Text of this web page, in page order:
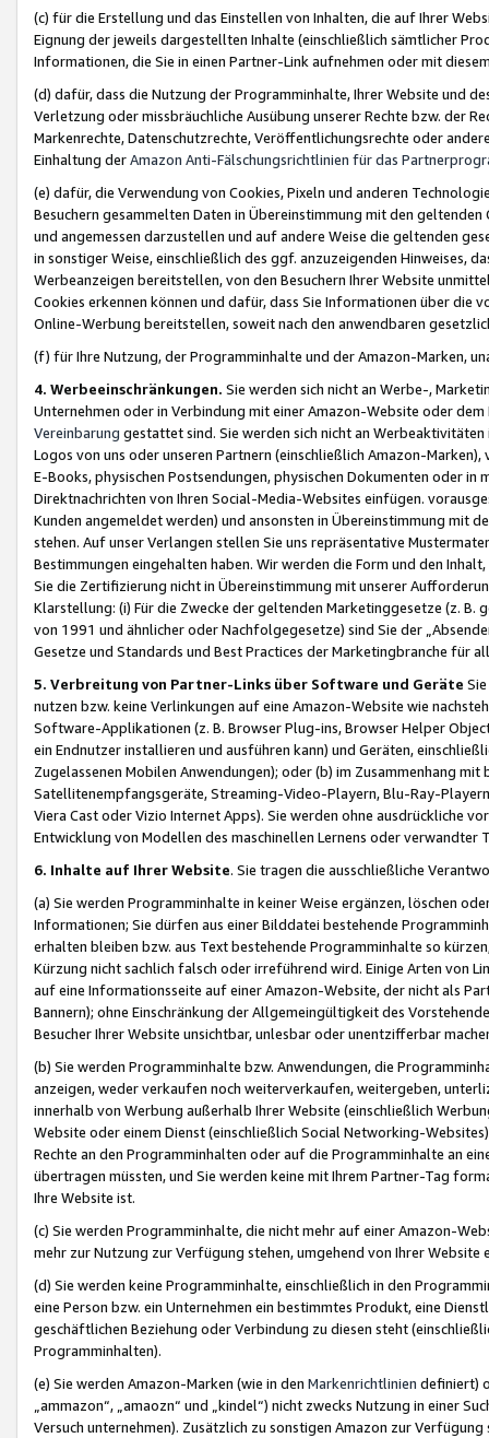
(c) für die Erstellung und das Einstellen von Inhalten, die auf Ihrer
Eignung der jeweils dargestellten Inhalte (einschließlich sämtlicher
Informationen, die Sie in einen Partner-Link aufnehmen oder mit
(d) dafür, dass die Nutzung der Programminhalte, Ihrer Website und
Verletzung oder missbräuchliche Ausübung unserer Rechte bzw. der
Markenrechte, Datenschutzrechte, Veröffentlichungsrechte oder
Einhaltung derAmazon Anti-Fälschungsrichtlinien für das
(e) dafür, die Verwendung von Cookies, Pixeln und anderen
Besuchern gesammelten Daten in Übereinstimmung mit den
und angemessen darzustellen und auf andere Weise die geltenden
in sonstiger Weise, einschließlich des ggf. anzuzeigenden Hinweises,
Werbeanzeigen bereitstellen, von den Besuchern Ihrer Website
Cookies erkennen können und dafür, dass Sie Informationen über die
Online-Werbung bereitstellen, soweit nach den anwendbaren
(f) für Ihre Nutzung, der Programminhalte und der Amazon-Marken,
4. Werbeeinschränkungen. Sie werden sich nicht an Werbe-,
Unternehmen oder in Verbindung mit einer Amazon-Website oder
Vereinbarung gestattet sind. Sie werden sich nicht an
Logos von uns oder unseren Partnern (einschließlich Amazon-
E-Books, physischen Postsendungen, physischen Dokumenten oder in
Direktnachrichten von Ihren Social-Media-Websites einfügen.
Kunden angemeldet werden) und ansonsten in Übereinstimmung mit
stehen. Auf unser Verlangen stellen Sie uns repräsentative
Bestimmungen eingehalten haben. Wir werden die Form und den
Sie die Zertifizierung nicht in Übereinstimmung mit unserer
Klarstellung: (i) Für die Zwecke der geltenden Marketinggesetze (z. B.
von 1991 und ähnlicher oder Nachfolgegesetze) sind Sie der
Gesetze und Standards und Best Practices der Marketingbranche für
5. Verbreitung von Partner-Links über Software und Geräte
nutzen bzw. keine Verlinkungen auf eine Amazon-Website wie
Software-Applikationen (z. B. Browser Plug-ins, Browser Helper
ein Endnutzer installieren und ausführen kann) und Geräten,
Zugelassenen Mobilen Anwendungen); oder (b) im Zusammenhang
Satellitenempfangsgeräte, Streaming-Video-Playern, Blu-Ray-
Viera Cast oder Vizio Internet Apps). Sie werden ohne ausdrückliche
Entwicklung von Modellen des maschinellen Lernens oder
6. Inhalte auf Ihrer Website. Sie tragen die ausschließliche
(a) Sie werden Programminhalte in keiner Weise ergänzen, löschen
Informationen; Sie dürfen aus einer Bilddatei bestehende
erhalten bleiben bzw. aus Text bestehende Programminhalte so
Kürzung nicht sachlich falsch oder irreführend wird. Einige Arten von
auf eine Informationsseite auf einer Amazon-Website, der nicht als
Bannern); ohne Einschränkung der Allgemeingültigkeit des
Besucher Ihrer Website unsichtbar, unlesbar oder unentzifferbar
(b) Sie werden Programminhalte bzw. Anwendungen, die
anzeigen, weder verkaufen noch weiterverkaufen, weitergeben,
innerhalb von Werbung außerhalb Ihrer Website (einschließlich
Website oder einem Dienst (einschließlich Social Networking-
Rechte an den Programminhalten oder auf die Programminhalte an
übertragen müssten, und Sie werden keine mit Ihrem Partner-Tag
Ihre Website ist.
(c) Sie werden Programminhalte, die nicht mehr auf einer Amazon-
mehr zur Nutzung zur Verfügung stehen, umgehend von Ihrer
(d) Sie werden keine Programminhalte, einschließlich in den
eine Person bzw. ein Unternehmen ein bestimmtes Produkt, eine
geschäftlichen Beziehung oder Verbindung zu diesen steht
Programminhalten).
(e) Sie werden Amazon-Marken (wie in den Markenrichtlinien definiert)
„ammazon“, „amaozn“ und „kindel“) nicht zwecks Nutzung in einer
Versuch unternehmen). Zusätzlich zu sonstigen Amazon zur